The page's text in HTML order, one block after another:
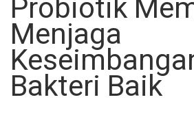
Probiotik
Menjaga
Bakteri Baik